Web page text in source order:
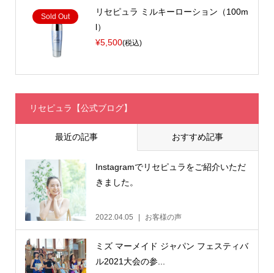
Sold Out
リセピュラ ミルキーローション（100m
l）
¥5,500(税込)
リセピュラ【公式ブログ】
最近の記事 おすすめ記事
Instagramでリセピュラをご紹介いただ
きました。
2022.04.05 お客様の声
ミズ マーメイド ジャパン フェスティバ
ル2021大会の参...